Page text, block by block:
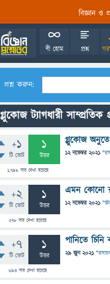
বিজ্ঞান ও
বী হোম প্রশ্ন
প্রশ্ন করুন:
গ্লুকোজ ট্যাগধারী সাম্প্রতিক
+1
টি ভোট
1
উত্তর
1,798বার দেখা হয়েছে
গ্লুকোজ
12 নভেম্বর 2021 "
+2
টি ভোট
1
উত্তর
278 বার দেখা হয়েছে
এমন কোনো
12 নভেম্বর 2021 "
+7
টি ভোট
1
উত্তর
693 বার দেখা হয়েছে
পানিতে
29 জুন 2021 "